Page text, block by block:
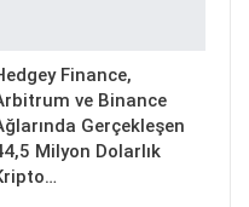
Finance,
ve Binance
Gerçekleşen
Milyon Dolarlık